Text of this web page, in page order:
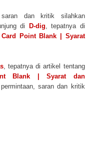
dan kritik silahkan
di
D-dig, tepatnya di
Point Blank | Syarat
, tepatnya di artikel tentang
Blank | Syarat dan
saran dan kritik